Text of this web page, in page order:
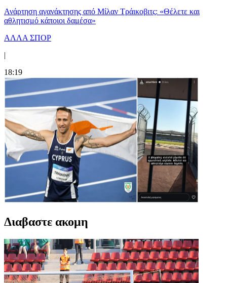
Ανάρτηση αγανάκτησης από Μίλαν Τράικοβιτς: «Θέλετε και
αθλητισμό κάποιοι δαμέσα»
ΑΛΛΑ ΣΠΟΡ
|
18:19
Διαβαστε ακομη